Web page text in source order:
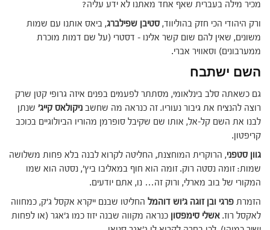
מכיר מילה בעברית שאף אחד מאתנו לא ידע עליה?
ורק היהודי הכי חזק בהוליווד, סטיבן שפילברג, ביאס אותנו עם שמות
משונים, שאין להם שום קשר אלינו – דסטרי (על שם דמות מוכרת
ממערבונים) וסאוויר אברי.
השם ישתבח
גם כשאתה סלב בינלאומי, מסתתר לפעמים בפנים איזה גרופי קטן שרק
רוצה להנציח את גיבור נעוריו. זה כנראה מה שחשב ניקולאס קייג' שנתן
לבנו את השם קל-אל, אותו שם שקיבל סופרמן מהוריו הביולוגיים בכוכב
קריפטון.
גוון סטפני, הרוקרית המוחצנת, החליטה לקרוא לבנה בלא פחות משלושה
שמות: זומה נסטה רוק. זומה הוא חוף במאליבו ביץ', נסטה הוא שמו
המקורי של בוב מארלי, ורוק זה… נו, אתם יודעים.
הזמרת פרגי ובן זוגה ג'וש דוהמל החליטו שבנם ייקרא אקסל ג'ק, כמחווה
לאקסל רוז. אשלי סימפסון כנראה מקווה שבנה יזוז כמו ג'אגר (או לפחות